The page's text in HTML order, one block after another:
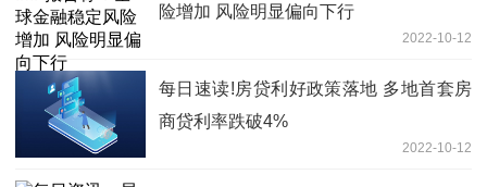
险增加 风险明显偏向下行
2022-10-12
每日速读!房贷利好政策落地 多地首套房
商贷利率跌破4%
2022-10-12